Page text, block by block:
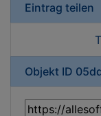
Eintrag teilen
Objekt ID